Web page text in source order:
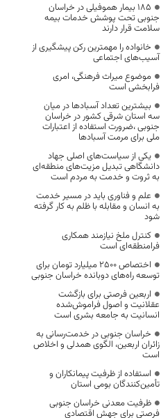
۱۸۵ بیمار هموفیلی در خراسان
جنوبی تحت پوشش خدمات بیمه
سلامت قرار دارند
خانواده را مهمترین رکن پیشگیری از
آسیب‌های اجتماعی
موضوع میراث فرهنگی، امری
فرابخشی است
بیشترین تعداد آسبادها در میان
سه استان شرقی کشور در خراسان
جنوبی ،ضرورت استفاده از اعتبارات
ملی برای مرمت آسبادها
یکی از سیاست‌های اصلی جهاد
دانشگاهی تبدیل مزیت‌های منطقه‌ای
به ثروت و خدمت به مردم است
علم و فناوری باید در مسیر خدمت
به انسان و مقابله با ظلم به کار گرفته
شود
کنترل ملخ نیازمند همکاری
فرامنطقه‌ای است
اختصاص 2500 میلیارد تومان برای
توسعه راه‌های دوبانده خراسان جنوبی
اربعین فرصتی برای بازگشت
عقلانیت و اصول فراموش‌شده
انسانیت به جامعه بشری است
خراسان جنوبی در خدمت‌رسانی به
زائران اربعین، الگوی همدلی و اخلاص
است
استفاده از ظرفیت پیمانکاران و
تأمین‌کنندگان بومی استان
ظرفیت معدنی خراسان جنوبی
فرصتی برای جهش اقتصادی